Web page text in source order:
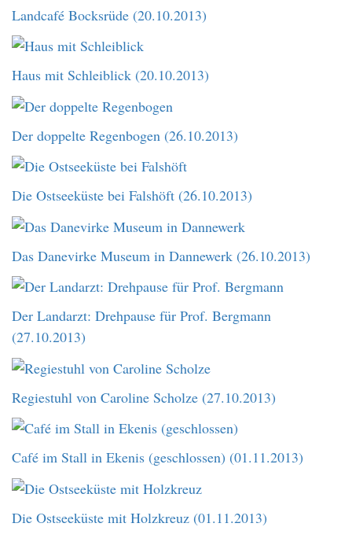
Landcafé Bocksrüde (20.10.2013)
Haus mit Schleiblick (20.10.2013)
Der doppelte Regenbogen (26.10.2013)
Die Ostseeküste bei Falshöft (26.10.2013)
Das Danevirke Museum in Dannewerk (26.10.2013)
Der Landarzt: Drehpause für Prof. Bergmann
(27.10.2013)
Regiestuhl von Caroline Scholze (27.10.2013)
Café im Stall in Ekenis (geschlossen) (01.11.2013)
Die Ostseeküste mit Holzkreuz (01.11.2013)